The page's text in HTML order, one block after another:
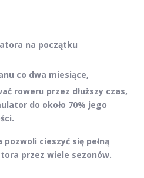
na początku
co dwa miesiące,
roweru przez dłuższy czas,
do około 70% jego
pozwoli cieszyć się pełną
przez wiele sezonów.